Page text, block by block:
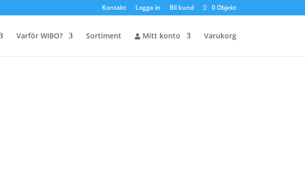
Kontakt Logga in Bli kund 0 Objekt
Varför WIBO? Sortiment Mitt konto Varukorg